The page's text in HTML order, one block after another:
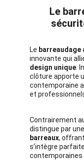
Le barreaudage
innovante qui
design unique .
clôture apporte
contemporaine
et
Contrairement
distingue par une
barreaux,
s’intègre
contemporaines
Le